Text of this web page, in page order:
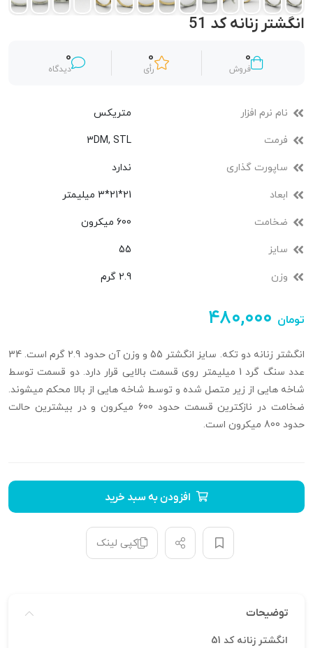
انگشتر زنانه کد 51
0
فروش
0
رأی
0
دیدگاه
نام نرم افزار متریکس
فرمت 3DM, STL
ساپورت گذاری ندارد
ابعاد 21*21*3 میلیمتر
ضخامت 600 میکرون
سایز 55
وزن 2.9 گرم
۴۸۰,۰۰۰ تومان
انگشتر زنانه دو تکه. سایز انگشتر 55 و وزن آن حدود 2.9 گرم است. 34
عدد سنگ گرد 1 میلیمتر روی قسمت بالایی قرار دارد. دو قسمت توسط
شاخه هایی از زیر متصل شده و توسط شاخه هایی از بالا محکم میشوند.
ضخامت در نازکترین قسمت حدود 600 میکرون و در بیشترین حالت
حدود 800 میکرون است.
افزودن به سبد خرید
کپی لینک
توضیحات
انگشتر زنانه کد 51